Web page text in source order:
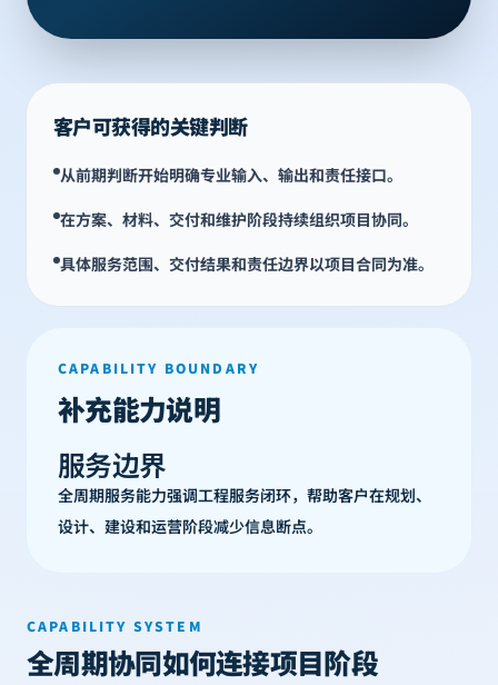
客户可获得的关键判断
从前期判断开始明确专业输入、输出和责任接口。
在方案、材料、交付和维护阶段持续组织项目协同。
具体服务范围、交付结果和责任边界以项目合同为准。
CAPABILITY BOUNDARY
补充能力说明
服务边界
全周期服务能力强调工程服务闭环，帮助客户在规划、
设计、建设和运营阶段减少信息断点。
CAPABILITY SYSTEM
全周期协同如何连接项目阶段